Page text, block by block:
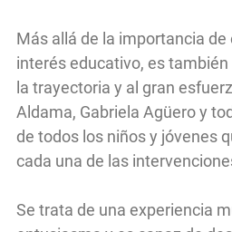
Más allá de la importancia
interés educativo, es
la trayectoria y al gran
Aldama, Gabriela Agüero y
de todos los niños y jóvenes
cada una de las
Se trata de una experiencia